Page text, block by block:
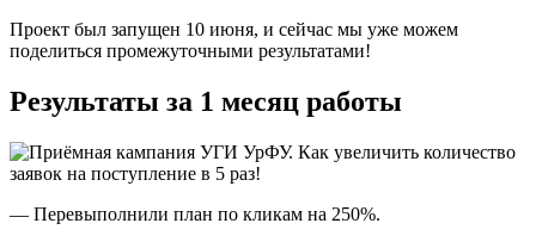
Проект был запущен 10 июня, и сейчас мы уже можем
поделиться промежуточными результатами!
Результаты за 1 месяц работы
— Перевыполнили план по кликам на 250%.